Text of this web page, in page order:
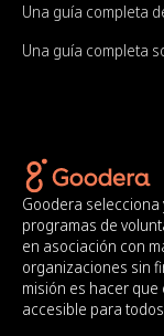
Una guía completa
Una guía completa
Goodera
programas de
en asociación con
organizaciones sin
misión es hacer
accesible para